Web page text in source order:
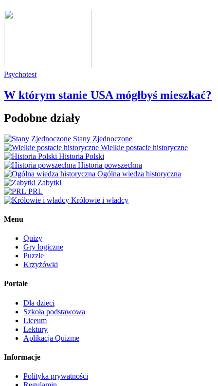
Psychotest
W którym stanie USA mógłbyś mieszkać?
Podobne działy
Stany Zjednoczone
Wielkie postacie historyczne
Historia Polski
Historia powszechna
Ogólna wiedza historyczna
Zabytki
PRL
Królowie i władcy
Menu
Quizy
Gry logiczne
Puzzle
Krzyżówki
Portale
Dla dzieci
Szkoła podstawowa
Liceum
Lektury
Aplikacja Quizme
Informacje
Polityka prywatności